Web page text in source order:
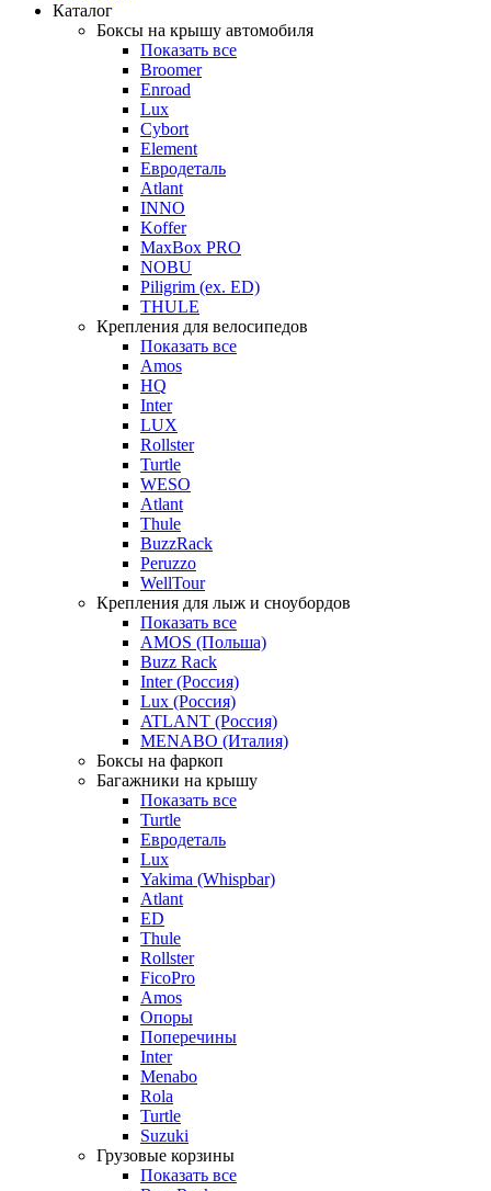
Каталог
Боксы на крышу автомобиля
Показать все
Broomer
Enroad
Lux
Cybort
Element
Евродеталь
Atlant
INNO
Koffer
MaxBox PRO
NOBU
Piligrim (ex. ED)
THULE
Крепления для велосипедов
Показать все
Amos
HQ
Inter
LUX
Rollster
Turtle
WESO
Atlant
Thule
BuzzRack
Peruzzo
WellTour
Крепления для лыж и сноубордов
Показать все
AMOS (Польша)
Buzz Rack
Inter (Россия)
Lux (Россия)
ATLANT (Россия)
MENABO (Италия)
Боксы на фаркоп
Багажники на крышу
Показать все
Turtle
Евродеталь
Lux
Yakima (Whispbar)
Atlant
ED
Thule
Rollster
FicoPro
Amos
Опоры
Поперечины
Inter
Menabo
Rola
Turtle
Suzuki
Грузовые корзины
Показать все